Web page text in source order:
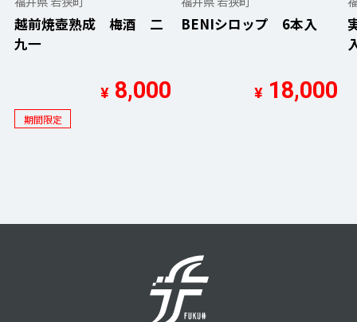
越前焼壺熟成 梅酒 二
九一
¥ 8,000
期間限定
BENIシロップ 6本入
¥ 18,000